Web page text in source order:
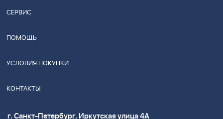
СЕРВИС
ПОМОЩЬ
УСЛОВИЯ ПОКУПКИ
КОНТАКТЫ
г. Санкт-Петербург, Иркутская улица 4А